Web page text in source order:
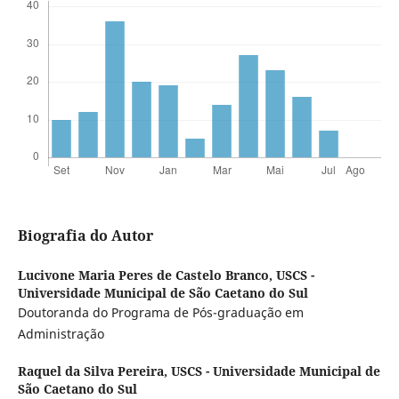
Biografia do Autor
Lucivone Maria Peres de Castelo Branco, USCS -
Universidade Municipal de São Caetano do Sul
Doutoranda do Programa de Pós-graduação em
Administração
Raquel da Silva Pereira, USCS - Universidade Municipal de
São Caetano do Sul